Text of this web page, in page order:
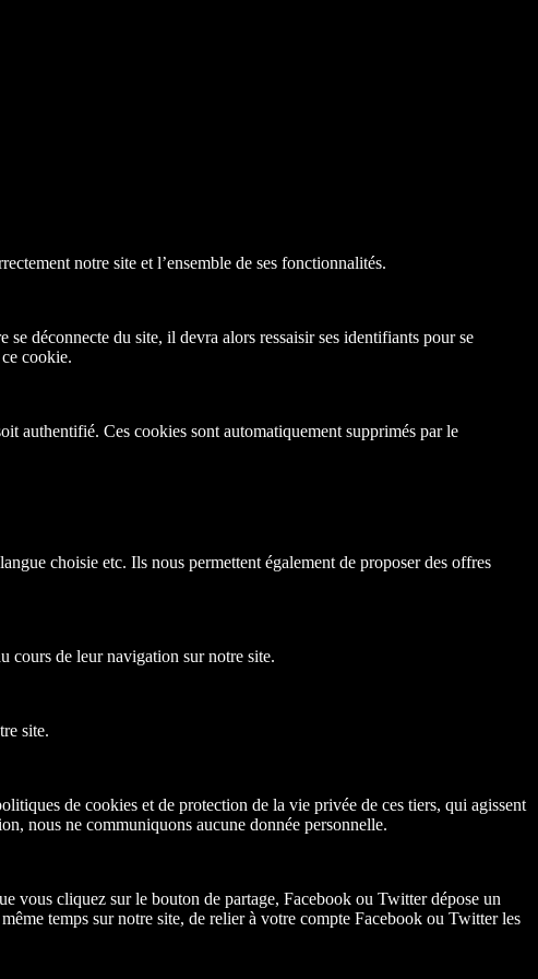
notre site et l’ensemble de ses fonctionnalités.
déconnecte du site, il devra alors ressaisir ses identifiants pour se
cookie.
authentifié. Ces cookies sont automatiquement supprimés par le
choisie etc. Ils nous permettent également de proposer des offres
cours de leur navigation sur notre site.
site.
de cookies et de protection de la vie privée de ces tiers, qui agissent
nous ne communiquons aucune donnée personnelle.
vous cliquez sur le bouton de partage, Facebook ou Twitter dépose un
temps sur notre site, de relier à votre compte Facebook ou Twitter les